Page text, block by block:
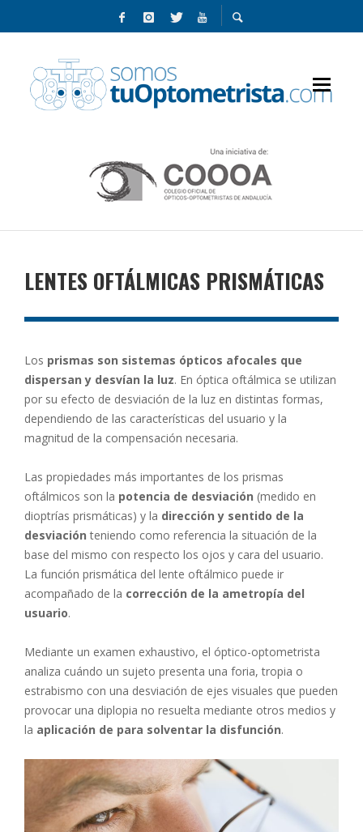
LENTES OFTÁLMICAS PRISMÁTICAS
Los prismas son sistemas ópticos afocales que
dispersan y desvían la luz. En óptica oftálmica se utilizan
por su efecto de desviación de la luz en distintas formas,
dependiendo de las características del usuario y la
magnitud de la compensación necesaria.
Las propiedades más importantes de los prismas
oftálmicos son la potencia de desviación (medido en
dioptrías prismáticas) y la dirección y sentido de la
desviación teniendo como referencia la situación de la
base del mismo con respecto los ojos y cara del usuario.
La función prismática del lente oftálmico puede ir
acompañado de la corrección de la ametropía del
usuario.
Mediante un examen exhaustivo, el óptico-optometrista
analiza cuándo un sujeto presenta una foria, tropia o
estrabismo con una desviación de ejes visuales que pueden
provocar una diplopia no resuelta mediante otros medios y
la aplicación de para solventar la disfunción.